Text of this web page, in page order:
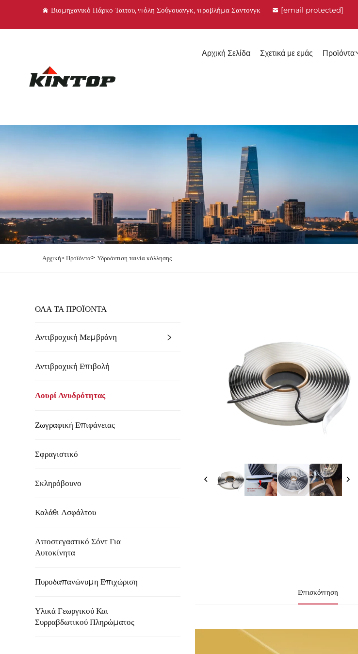
Βιομηχανικό Πάρκο Ταιτου, πόλη Σούγουανγκ, προβλήμα Σαντονγκ [email protected]
Αρχική Σελίδα Σχετικά με εμάς Προϊόντα
Αρχική>Προϊόντα> Υδροάντιση ταινία κόλλησης
ΌΛΑ ΤΑ ΠΡΟΪΟΝΤΑ
Αντιβροχική Μεμβράνη
Αντιβροχική Επιβολή
Λουρί Ανυδρότητας
Ζωγραφική Επιφάνειας
Σφραγιστικό
Σκληρόβουνο
Καλάθι Ασφάλτου
Αποστεγαστικό Σόντ Για
Αυτοκίνητα
Πυροδαπανώνυμη Επιχώριση
Υλικά Γεωργικού Και
Συρραβδωτικού Πληρώματος
Επισκόπηση